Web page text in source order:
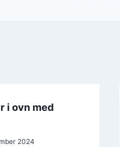
i ovn med
2024